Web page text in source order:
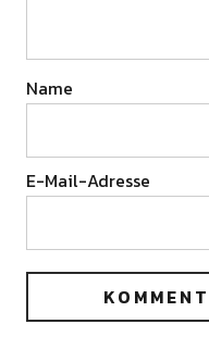
Name
E-Mail-Adresse